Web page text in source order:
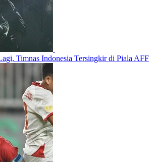
Timnas Indonesia Tersingkir di Piala AFF